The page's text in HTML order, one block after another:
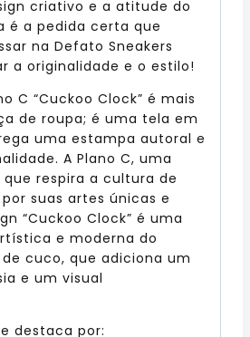
criativo e a atitude do
é a pedida certa que
na Defato Sneakers
a originalidade e o estilo!
C “Cuckoo Clock” é mais
de roupa; é uma tela em
uma estampa autoral e
A Plano C, uma
respira a cultura de
suas artes únicas e
“Cuckoo Clock” é uma
e moderna do
cuco, que adiciona um
e um visual
destaca por: